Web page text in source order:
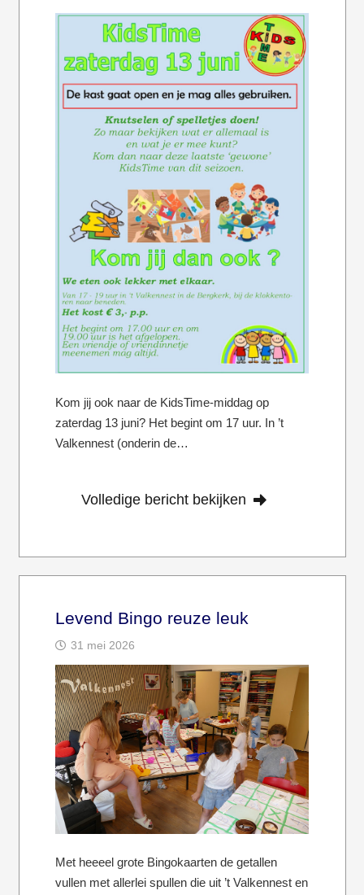
Kom jij ook naar de KidsTime-middag op
zaterdag 13 juni? Het begint om 17 uur. In ’t
Valkennest (onderin de…
Volledige bericht bekijken
Levend Bingo reuze leuk
31 mei 2026
Met heeeel grote Bingokaarten de getallen
vullen met allerlei spullen die uit ’t Valkennest en